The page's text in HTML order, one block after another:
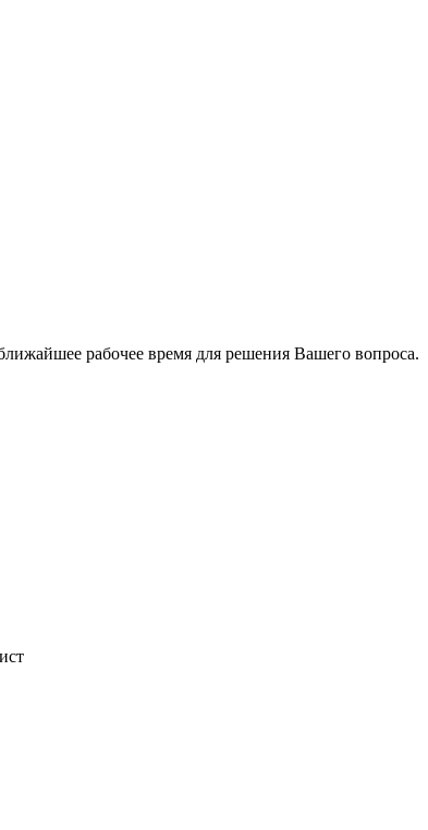
рабочее время для решения Вашего вопроса.